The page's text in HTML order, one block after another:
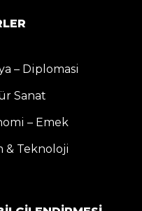
– Diplomasi
Sanat
– Emek
& Teknoloji